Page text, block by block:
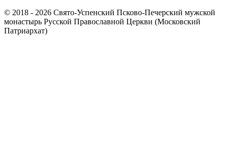
© 2018 - 2026 Свято-Успенский Псково-Печерский мужской
монастырь Русской Православной Церкви (Московский
Патриархат)